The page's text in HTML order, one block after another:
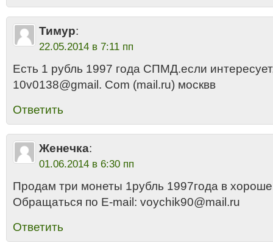
Тимур:
22.05.2014 в 7:11 пп
Есть 1 рубль 1997 года СПМД.если
10v0138@gmail. Com (mail.ru) москвв
Ответить
Женечка:
01.06.2014 в 6:30 пп
Продам три монеты 1рубль 1997года в
Обращаться по E-mail: voychik90@mail.ru
Ответить